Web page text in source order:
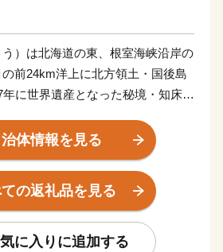
）は北海道の東、根室海峡沿岸の
前24km洋上に北方領土・国後島
に世界遺産となった秘境・知床半
た原生花園と野鳥の宝庫・野付半
の裾野に広がる平野部には大酪農
風光明媚な地です。町の面積は
ル、地形は釧路湿原から広がる根
平野の多様な地勢を有し、北海道
治体情報を見る
の返礼品を見る
に入りに追加する